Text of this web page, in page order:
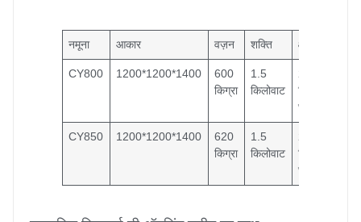
नमूना आकार वज़न शक्ति क्षमता
CY800 1200*1200*1400
600
किग्रा
1.5
किलोवाट
2000
किग्रा/
घंटा
CY850 1200*1200*1400
620
किग्रा
1.5
किलोवाट
2000
किग्रा/
घंटा